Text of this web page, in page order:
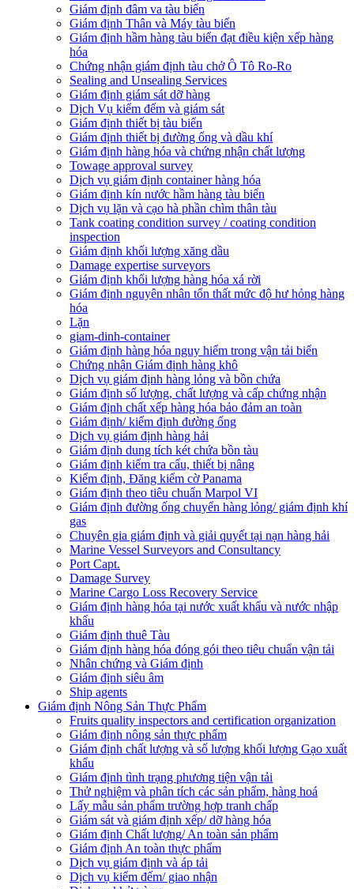
​Giám định đâm va tàu biển
Giám định Thân và Máy tàu biển
​Giám định hầm hàng tàu biển đạt điều kiện xếp hàng
hóa
Chứng nhận giám định tàu chở Ô Tô Ro-Ro
Sealing and Unsealing Services
Giám định giám sát dỡ hàng
Dịch Vụ kiểm đếm và giám sát
Giám định thiết bị tàu biển
Giám định thiết bị đường ống và dầu khí
Giám định hàng hóa và chứng nhận chất lượng
Towage approval survey
Dịch vụ giám định container hàng hóa
Giám định kín nước hầm hàng tàu biển
Dịch vụ lặn và cạo hà phần chìm thân tàu
Tank coating condition survey / coating condition
inspection
Giám định khối lượng xăng dầu
Damage expertise surveyors
Giám định khối lượng hàng hóa xá rời
Giám định nguyên nhân tổn thất mức độ hư hỏng hàng
hóa
Lặn
giam-dinh-container
Giám định hàng hóa nguy hiểm trong vận tải biển
Chứng nhận Giám định hàng khô
Dịch vụ giám định hàng lỏng và bồn chứa
Giám định số lượng, chất lượng và cấp chứng nhận
Giám định chất xếp hàng hóa bảo đảm an toàn
Giám định/ kiểm định đường ống
Dịch vụ giám định hàng hải
Giám định dung tích két chứa bồn tàu
Giám định kiểm tra cẩu, thiết bị nâng
Kiểm định, Đăng kiểm cờ Panama
Giám định theo tiêu chuẩn Marpol VI
Giám định đường ống chuyển hàng lỏng/ giám định khí
gas
Chuyên gia giám định và giải quyết tại nạn hàng hải
Marine Vessel Surveyors and Consultancy
Port Capt.
Damage Survey
Marine Cargo Loss Recovery Service
Giám định hàng hóa tại nước xuất khẩu và nước nhập
khẩu
Giám định thuê Tàu
Giám định hàng hóa đóng gói theo tiêu chuẩn vận tải
Nhân chứng và Giám định
Giám định siêu âm
Ship agents
Giám định Nông Sản Thực Phẩm
Fruits quality inspectors and certification organization
Giám định nông sản thực phẩm
Giám định chất lượng và số lượng khối lượng Gạo xuất
khẩu
Giám định tình trạng phương tiện vận tải
Thử nghiệm và phân tích các sản phẩm, hàng hoá
Lấy mẫu sản phẩm trường hợp tranh chấp
Giám sát và giám định xếp/ dỡ hàng hóa
Giám định Chất lượng/ An toàn sản phẩm
Giám định An toàn thực phẩm
Dịch vụ giám định và áp tải
Dịch vụ kiểm đếm/ giao nhận